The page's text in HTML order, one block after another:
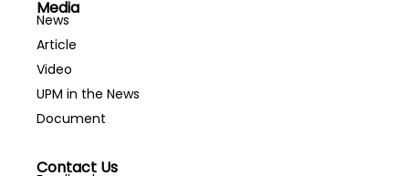
Media
News
Article
Video
UPM in the News
Document
Contact Us